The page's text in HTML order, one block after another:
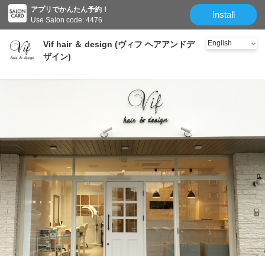
アプリでかんたん予約！
Use Salon code: 4476
Install
Vif hair ＆ design (ヴィフ ヘアアンドデ
ザイン)